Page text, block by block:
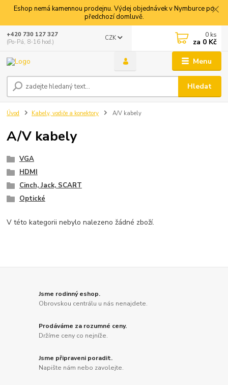
Eshop nemá kamennou prodejnu. Výdej objednávek v Nymburce po
předchozí domluvě.
Menu
CZK
Hledat
+420 730 127 327
(Po-Pá, 8-16 hod.)
0 ks
za 0 Kč
Úvod Kabely, vodiče a konektory A/V kabely
A/V kabely
VGA
HDMI
Cinch, Jack, SCART
Optické
V této kategorii nebylo nalezeno žádné zboží.
Jsme rodinný eshop.
Obrovskou centrálu u nás nenajdete.
Prodáváme za rozumné ceny.
Držíme ceny co nejníže.
Jsme připraveni poradit.
Napište nám nebo zavolejte.